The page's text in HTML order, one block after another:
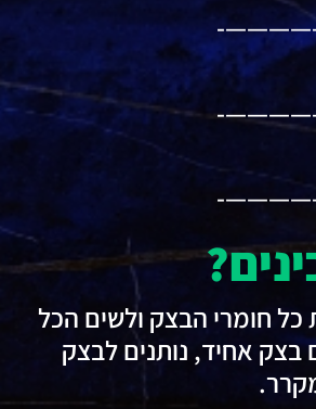
חומרי הבצק ולשים הכל
אחיד, נותנים לבצק